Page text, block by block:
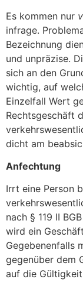
Es kommen nur
infrage.
Bezeichnung
und unpräzise.
sich an den
wichtig, auf
Einzelfall Wert
Rechtsgeschäft
dicht am
Anfechtung
Irrt eine Person
nach § 119 II
wird ein
Gegebenenfalls
gegenüber dem
auf die